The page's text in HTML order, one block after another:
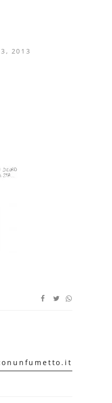
2013